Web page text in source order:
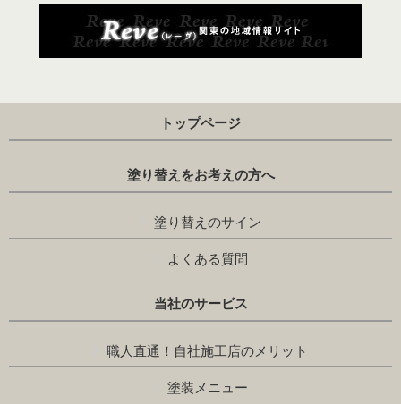
トップページ
塗り替えをお考えの方へ
塗り替えのサイン
よくある質問
当社のサービス
職人直通！自社施工店のメリット
塗装メニュー